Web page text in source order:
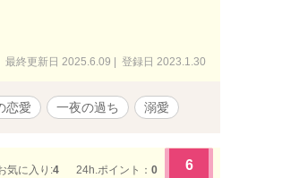
最終更新日 2025.6.09 | 登録日 2023.1.30
恋愛 一夜の過ち 溺愛
気に入り:4 24h.ポイント： 0 6